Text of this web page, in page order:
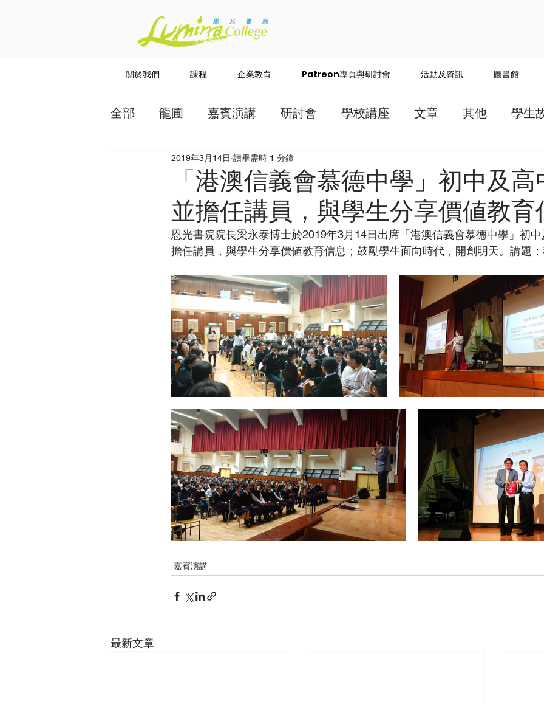
關於我們 課程 企業教育 Patreon專頁與研討會 活動及資訊 圖書館
全部 龍圃 嘉賓演講 研討會 學校講座 文章 其他 學生
講道系列
「港澳信義會慕德中學」初中及
並擔任講員，與學生分享價値教育
2019年3月14日 讀畢需時 1 分鐘
恩光書院院長梁永泰博士於2019年3月14日出席「港澳信義會慕德中學」初
擔任講員，與學生分享價値教育信息；鼓勵學生面向時代，開創明天。講題
嘉賓演講
最新文章